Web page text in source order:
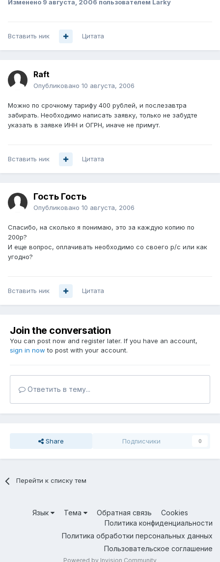
Изменено 9 августа, 2006 пользователем Larky
Вставить ник Цитата
Raft
Опубликовано 10 августа, 2006
Можно по срочному тарифу 400 рублей, и послезавтра
забирать. Необходимо написать заявку, только не забудте
указать в заявке ИНН и ОГРН, иначе не примут.
Вставить ник Цитата
Гость Гость
Опубликовано 10 августа, 2006
Спасибо, на сколько я понимаю, это за каждую копию по
200р?
И еще вопрос, оплачивать необходимо со своего р/с или как
угодно?
Вставить ник Цитата
Join the conversation
You can post now and register later. If you have an account,
sign in now to post with your account.
Ответить в тему...
Share Подписчики 0
Перейти к списку тем
Язык Тема Обратная связь
Cookies
Политика конфиденциальности
Политика обработки персональных данных
Пользовательское соглашение
Powered by Invision Community